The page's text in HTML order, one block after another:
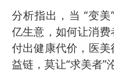
分析指出，当 “变
亿生意，如何让消费
付出健康代价，医
益链，莫让“求美者”